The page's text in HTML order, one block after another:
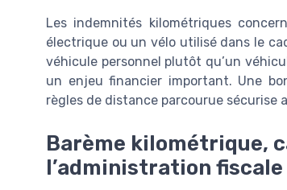
Les indemnités kilométriques
électrique ou un vélo utilisé dans le
véhicule personnel plutôt qu’un
un enjeu financier important. Une
règles de distance parcourue sécurise
Barème kilométrique,
l’administration fiscale